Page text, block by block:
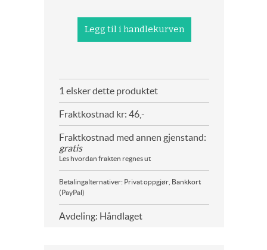
1 elsker dette produktet
Fraktkostnad kr: 46,-
Fraktkostnad med annen gjenstand:
gratis
Les hvordan frakten regnes ut
Betalingalternativer: Privat oppgjør, Bankkort
(PayPal)
Avdeling: Håndlaget